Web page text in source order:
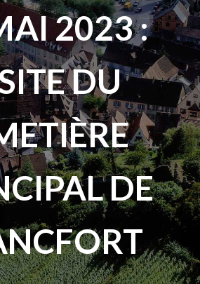
2023 :
DU
DE